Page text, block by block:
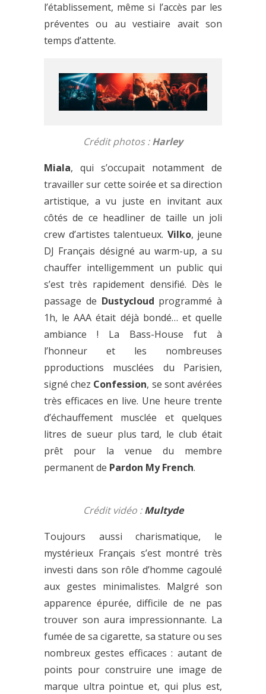
l’établissement, même si l’accès par les
préventes ou au vestiaire avait son
temps d’attente.
Crédit photos :Harley
Miala, qui s’occupait notamment de
travailler sur cette soirée et sa direction
artistique, a vu juste en invitant aux
côtés de ce headliner de taille un joli
crew d’artistes talentueux. Vilko, jeune
DJ Français désigné au warm-up, a su
chauffer intelligemment un public qui
s’est très rapidement densifié. Dès le
passage de Dustycloud programmé à
1h, le AAA était déjà bondé… et quelle
ambiance ! La Bass-House fut à
l’honneur et les nombreuses
pproductions musclées du Parisien,
signé chez Confession, se sont avérées
très efficaces en live. Une heure trente
d’échauffement musclée et quelques
litres de sueur plus tard, le club était
prêt pour la venue du membre
permanent de Pardon My French.
Crédit vidéo :Multyde
Toujours aussi charismatique, le
mystérieux Français s’est montré très
investi dans son rôle d’homme cagoulé
aux gestes minimalistes. Malgré son
apparence épurée, difficile de ne pas
trouver son aura impressionnante. La
fumée de sa cigarette, sa stature ou ses
nombreux gestes efficaces : autant de
points pour construire une image de
marque ultra pointue et, qui plus est,